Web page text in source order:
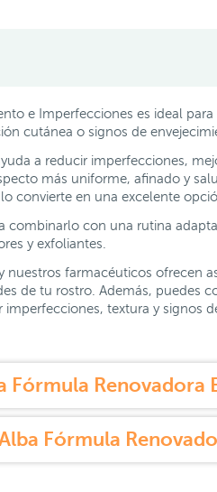
e Imperfecciones es ideal
cutánea o signos de
a reducir imperfecciones,
más uniforme, afinado y
convierte en una excelente
combinarlo con una rutina
y exfoliantes.
nuestros farmacéuticos ofrecen
de tu rostro. Además, puedes
textura y signos